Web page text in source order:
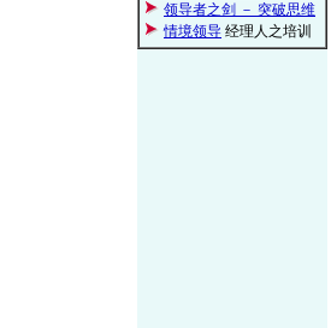
领导者之剑 － 突破思维
情境领导 经理人之培训